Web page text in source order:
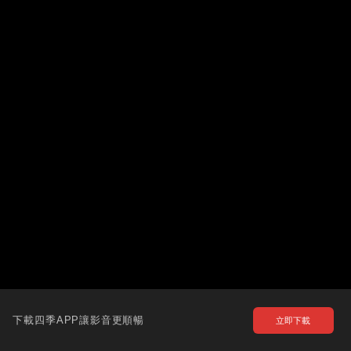
下載四季APP讓影音更順暢 立即下載